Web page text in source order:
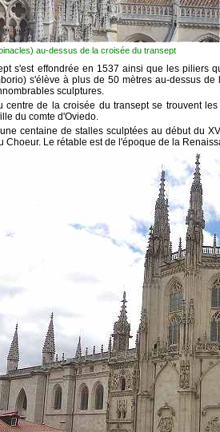
et pinacles) au-dessus de la croisée du
s'est effondrée en 1537 ainsi que les piliers
s'élève à plus de 50 mètres au-dessus
sculptures.
centre de la croisée du transept se trouvent
du comte d'Oviedo.
centaine de stalles sculptées au début du
Choeur. Le rétable est de l'époque de la